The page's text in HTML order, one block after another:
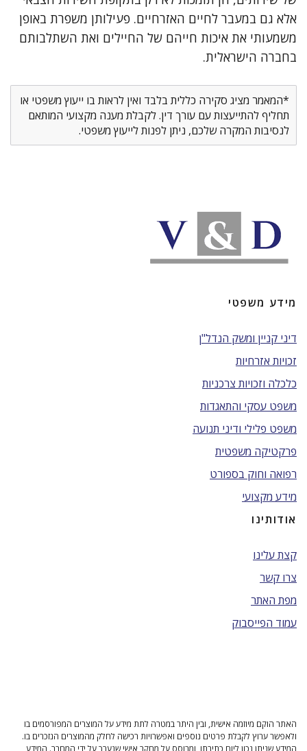
אלא גם במעבר לחיים האזרחיים. פעילותן משפרת באופן
משמעותי את איכות חייהם של החיילים ואת השתלבותם
בחברה הישראלית.
*המאמר מציג סקירה כללית בלבד ואין לראות בו ייעוץ משפטי או
תחליף להתייעצות עם עורך דין. לקבלת מענה מקצועי המותאם
לנסיבות המקרה שלכם, ניתן לפנות לייעוץ משפטי.
מידע משפטי
דיני קניין ומשק הנדל"ן
זכויות אזרחיות
כלכלה וזכויות צרכניות
משפט עסקי והתאגדות
משפט פלילי ודיני תנועה
פרקטיקה משפטית
רפואה וחוק בספורט
מידע מקצועי
אודותינו
קצת עלינו
צרו קשר
מפת האתר
עמוד הפייסבוק
האתר הוקם מיוזמה אישית, ובין היתר במטרה לתת מידע על המוצרים המפורסמים בו
ולאפשר ערוץ לקבלת פרטים נוספים ואפשרויות רכישה לחלק מהמוצרים הנזכרים בו.